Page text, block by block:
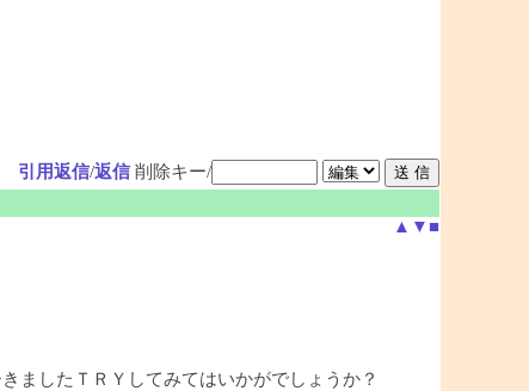
引用返信/返信 削除キー/
▲ ▼ ■
ましたＴＲＹしてみてはいかがでしょうか？